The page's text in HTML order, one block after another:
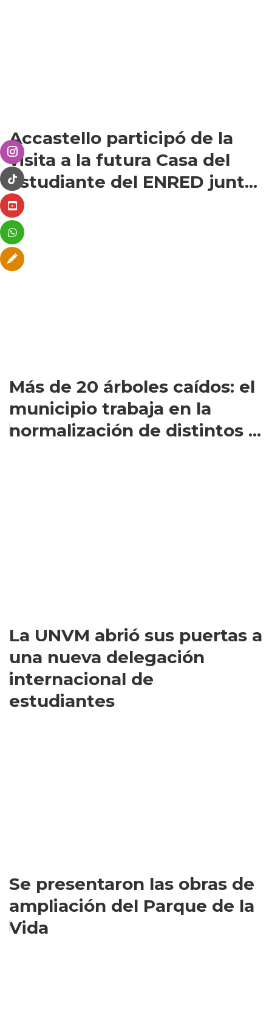
Accastello participó de la
visita a la futura Casa del
Estudiante del ENRED junt...
Más de 20 árboles caídos: el
municipio trabaja en la
normalización de distintos ...
La UNVM abrió sus puertas a
una nueva delegación
internacional de
estudiantes
Se presentaron las obras de
ampliación del Parque de la
Vida